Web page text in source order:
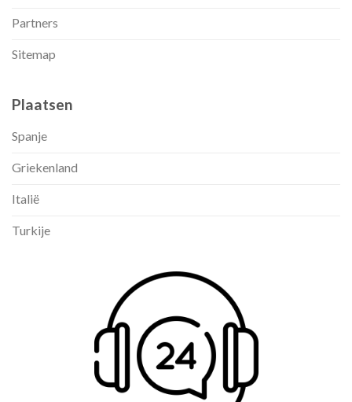
Partners
Sitemap
Plaatsen
Spanje
Griekenland
Italië
Turkije